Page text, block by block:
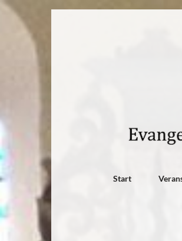
Start